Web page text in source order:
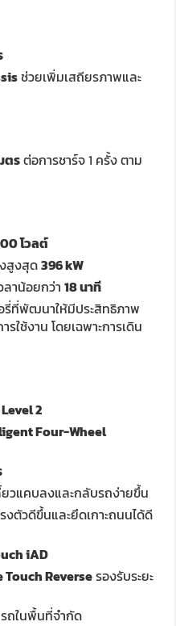
ช่วยเพิ่มเสถียรภาพและ
ตรต่อการชาร์จ 1 ครั้ง ตาม
โวลต์
งสูงสุด396 kW
ลาน้อยกว่า18 นาที
รี่ที่พัฒนาให้มีประสิทธิภาพ
ใช้งาน โดยเฉพาะการเดิน
2
Four-Wheel
ยวแคบลงและกลับรถง่ายขึ้น
งตัวดีขึ้นและยึดเกาะถนนได้ดี
iAD
Touch Reverseรองรับระยะ
ถในพื้นที่จำกัด